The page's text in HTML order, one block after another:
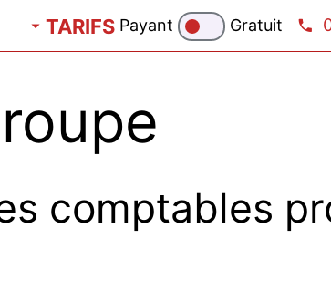
TARIFS Payant Gratuit
comptables